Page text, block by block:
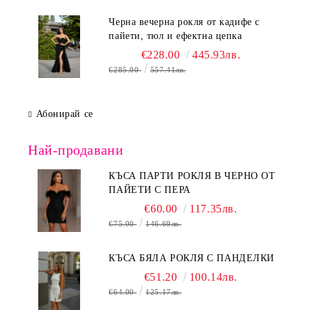
Черна вечерна рокля от кадифе с
пайети, тюл и ефектна цепка
€228.00 445.93лв.
€285.00 557.41лв.
Абонирай се
Най-продавани
КЪСА ПАРТИ РОКЛЯ В ЧЕРНО ОТ
ПАЙЕТИ С ПЕРА
€60.00 117.35лв.
€75.00 146.69лв.
КЪСА БЯЛА РОКЛЯ С ПАНДЕЛКИ
€51.20 100.14лв.
€64.00 125.17лв.